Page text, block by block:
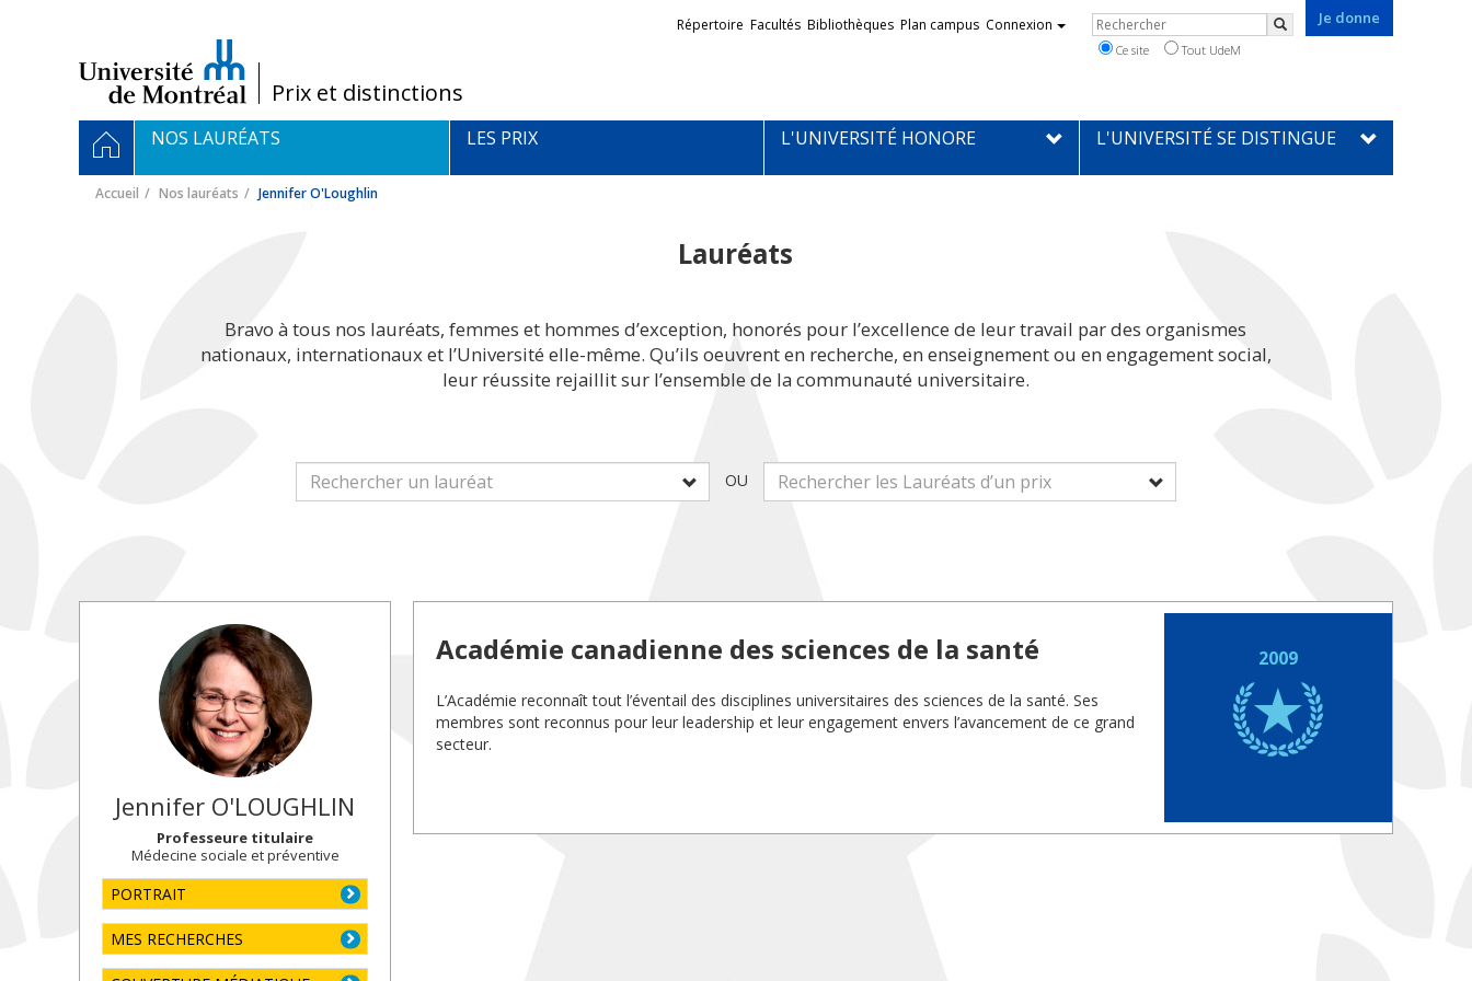
/Prix et distinctions
Je donne
Liens
externes
Répertoire Facultés Bibliothèques Plan campus Connexion Rechercher
Rechercher
Ce site Tout UdeM
Navigation
principale
ACCUEIL
NOS LAURÉATS LES PRIX L'UNIVERSITÉ HONORE L'UNIVERSITÉ SE DISTINGUE
Accueil Nos lauréats Jennifer O'Loughlin
Lauréats
Bravo à tous nos lauréats, femmes et hommes d’exception, honorés pour l’excellence de leur travail par des organismes
nationaux, internationaux et l’Université elle-même. Qu’ils oeuvrent en recherche, en enseignement ou en engagement social,
leur réussite rejaillit sur l’ensemble de la communauté universitaire.
OU
Jennifer O'LOUGHLIN
Professeure titulaire
Médecine sociale et préventive
PORTRAIT
MES RECHERCHES
Académie canadienne des sciences de la santé
L’Académie reconnaît tout l’éventail des disciplines universitaires des sciences de la santé. Ses
membres sont reconnus pour leur leadership et leur engagement envers l’avancement de ce grand
secteur.
2009